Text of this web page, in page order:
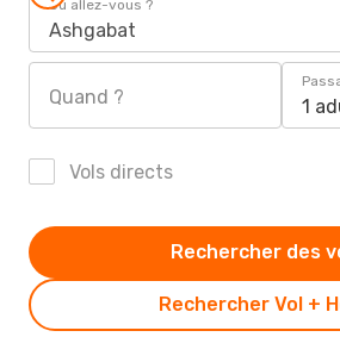
Où allez-vous ?
Ashgabat
Quand ? 1
Vols directs
Rechercher Vol +
Rechercher des